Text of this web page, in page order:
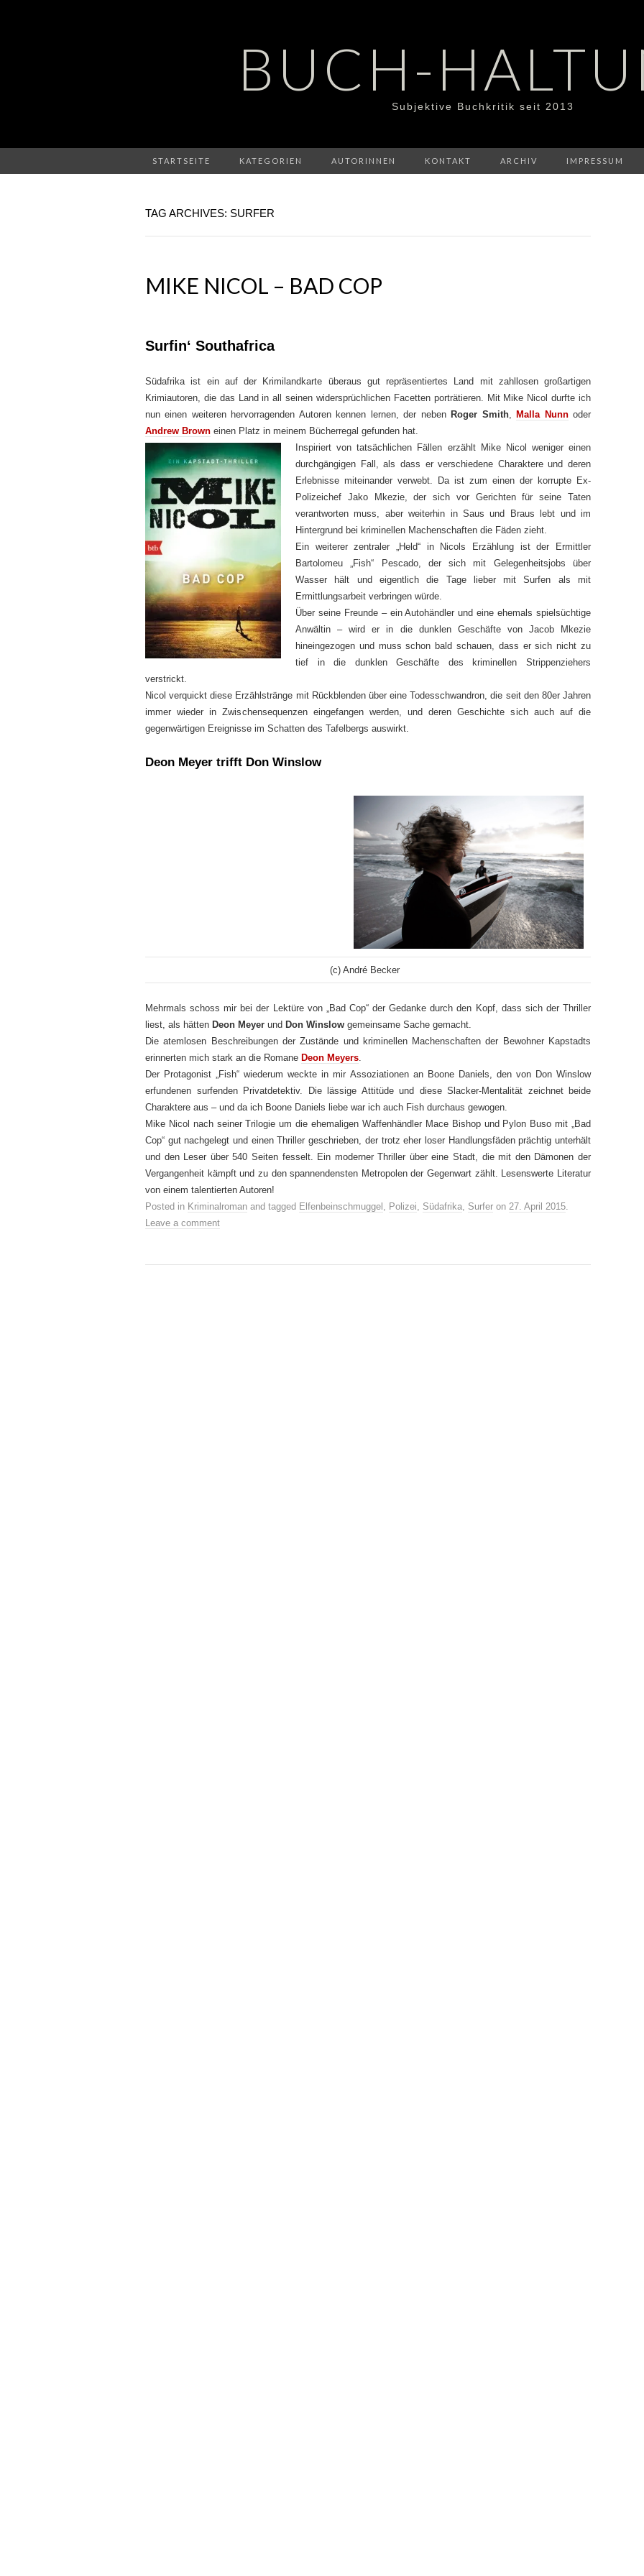
BUCH-
Subjektive Buchkritik seit 2013
STARTSEITE KATEGORIEN AUTORINNEN KONTAKT ARCHIV IMPRESSUM
TAG ARCHIVES: SURFER
MIKE NICOL – BAD COP
Surfin‘ Southafrica
Südafrika ist ein auf der Krimilandkarte überaus gut repräsentiertes Land mit zahllosen großartigen
Krimiautoren, die das Land in all seinen widersprüchlichen Facetten porträtieren. Mit Mike Nicol durfte ich
nun einen weiteren hervorragenden Autoren kennen lernen, der neben Roger Smith, Malla Nunn oder
Andrew Brown einen Platz in meinem Bücherregal gefunden hat.
Inspiriert von tatsächlichen Fällen erzählt Mike Nicol weniger einen
durchgängigen Fall, als dass er verschiedene Charaktere und deren
Erlebnisse miteinander verwebt. Da ist zum einen der korrupte Ex-
Polizeichef Jako Mkezie, der sich vor Gerichten für seine Taten
verantworten muss, aber weiterhin in Saus und Braus lebt und im
Hintergrund bei kriminellen Machenschaften die Fäden zieht.
Ein weiterer zentraler „Held“ in Nicols Erzählung ist der Ermittler
Bartolomeu „Fish“ Pescado, der sich mit Gelegenheitsjobs über
Wasser hält und eigentlich die Tage lieber mit Surfen als mit
Ermittlungsarbeit verbringen würde.
Über seine Freunde – ein Autohändler und eine ehemals spielsüchtige
Anwältin – wird er in die dunklen Geschäfte von Jacob Mkezie
hineingezogen und muss schon bald schauen, dass er sich nicht zu
tief in die dunklen Geschäfte des kriminellen Strippenziehers
verstrickt.
Nicol verquickt diese Erzählstränge mit Rückblenden über eine Todesschwandron, die seit den 80er Jahren
immer wieder in Zwischensequenzen eingefangen werden, und deren Geschichte sich auch auf die
gegenwärtigen Ereignisse im Schatten des Tafelbergs auswirkt.
Deon Meyer trifft Don Winslow
(c) André Becker
Mehrmals schoss mir bei der Lektüre von „Bad Cop“ der Gedanke durch den Kopf, dass sich der Thriller
liest, als hätten Deon Meyer und Don Winslow gemeinsame Sache gemacht.
Die atemlosen Beschreibungen der Zustände und kriminellen Machenschaften der Bewohner Kapstadts
erinnerten mich stark an die Romane Deon Meyers.
Der Protagonist „Fish“ wiederum weckte in mir Assoziationen an Boone Daniels, den von Don Winslow
erfundenen surfenden Privatdetektiv. Die lässige Attitüde und diese Slacker-Mentalität zeichnet beide
Charaktere aus – und da ich Boone Daniels liebe war ich auch Fish durchaus gewogen.
Mike Nicol nach seiner Trilogie um die ehemaligen Waffenhändler Mace Bishop und Pylon Buso mit „Bad
Cop“ gut nachgelegt und einen Thriller geschrieben, der trotz eher loser Handlungsfäden prächtig unterhält
und den Leser über 540 Seiten fesselt. Ein moderner Thriller über eine Stadt, die mit den Dämonen der
Vergangenheit kämpft und zu den spannendensten Metropolen der Gegenwart zählt. Lesenswerte Literatur
von einem talentierten Autoren!
Posted in Kriminalroman and tagged Elfenbeinschmuggel , Polizei, Südafrika, Surfer on 27. April 2015.
Leave a comment